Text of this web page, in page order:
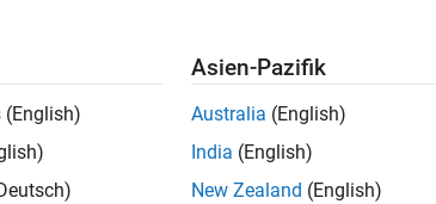
(English)
Asien-Pazifik
Australia (English)
India (English)
New Zealand (English)